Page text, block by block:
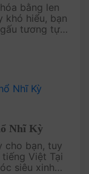
bằng len
khó hiểu, bạn
tương tự
Nhĩ Kỳ
cho bạn, tuy
Việt Tại
siêu xinh